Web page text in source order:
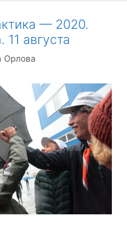
— 2020.
августа
Орлова